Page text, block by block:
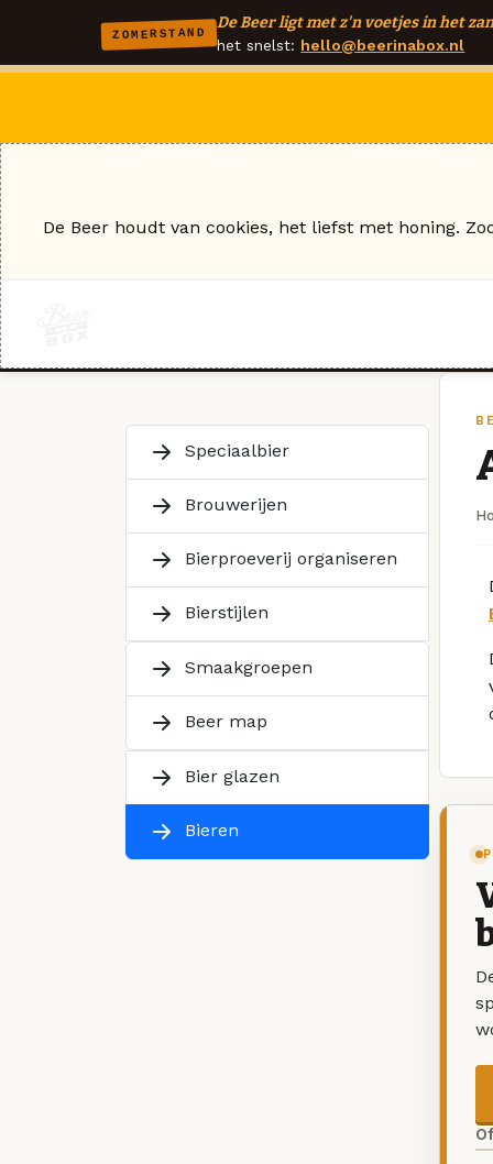
ZOMERSTAND
De Beer ligt met z'n voetjes in het
het snelst: hello@beerinabox.nl
Speciaalbier
Brouwerijen
Bierproeverij organiseren
Bierstijlen
Smaakgroepen
Beer map
Bier glazen
Bieren
De Beer houdt van cookies, het liefst met honing.